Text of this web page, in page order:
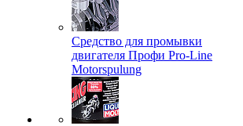
Средство для промывки
двигателя Профи Pro-Line
Motorspulung